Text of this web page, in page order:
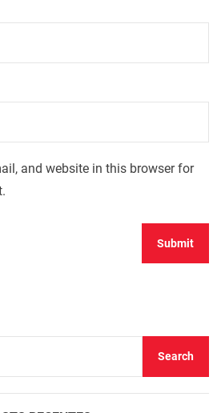
and website in this browser for
Search